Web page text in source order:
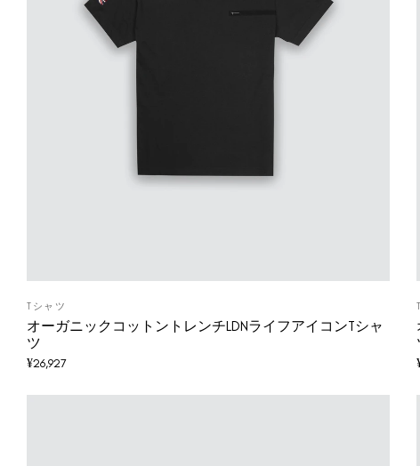
Tシャツ
オーガニックコットントレンチLDNライフアイコンTシャ
ツ
¥26,927